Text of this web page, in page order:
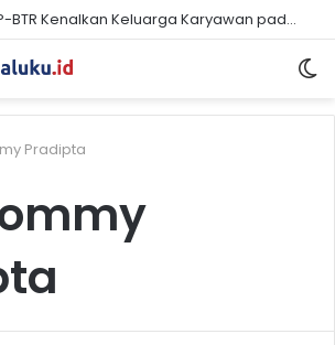
Family Visit BKP-BTR Kenalkan Keluarga Karyawan pada Risiko Keselamatan Tambang
Pradipta